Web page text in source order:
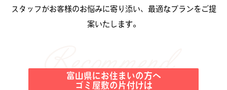
スタッフがお客様のお悩みに寄り添い、最適なプランをご提
案いたします。
富山県にお住まいの方へ
ゴミ屋敷の片付けは